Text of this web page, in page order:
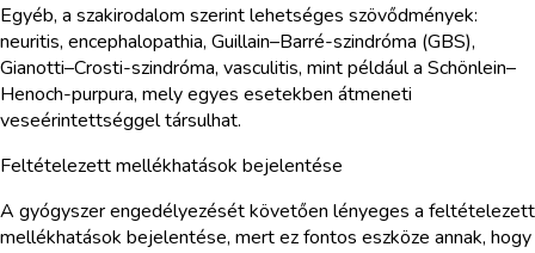
Egyéb, a szakirodalom szerint lehetséges szövődmények:
neuritis, encephalopathia, Guillain–Barré-szindróma (GBS),
Gianotti–Crosti-szindróma, vasculitis, mint például a Schönlein–
Henoch-purpura, mely egyes esetekben átmeneti
veseérintettséggel társulhat.
Feltételezett mellékhatások bejelentése
A gyógyszer engedélyezését követően lényeges a feltételezett
mellékhatások bejelentése, mert ez fontos eszköze annak, hogy